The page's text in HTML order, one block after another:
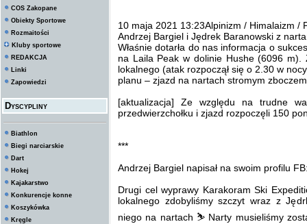
COS Zakopane
Obiekty Sportowe
Rozmaitości
Kluby sportowe
REDAKCJA
Linki
Zapowiedzi
Dyscypliny
Biathlon
Biegi narciarskie
Dart
Hokej
Kajakarstwo
Konkurencje konne
Koszykówka
Kręgle
10 maja 2021 13:23Alpinizm / Himalaizm /
Andrzej Bargiel i Jędrek Baranowski z
Właśnie dotarła do nas informacja o
na Laila Peak w dolinie Hushe (6096 m).
lokalnego (atak rozpoczął się o 2.30 w
planu – zjazd na nartach stromym
[aktualizacja] Ze względu na trudne
przedwierzchołku i zjazd rozpoczęli 150
***
Andrzej Bargiel napisał na swoim profilu
Drugi cel wyprawy Karakoram Ski
lokalnego zdobyliśmy szczyt wraz z
niego na nartach ⛷ Narty musieliśmy